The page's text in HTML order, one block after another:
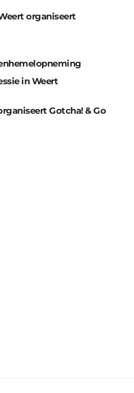
organiseert
in Weert
Gotcha! & Go